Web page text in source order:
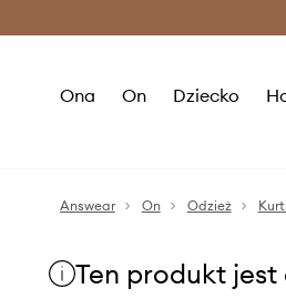
Ona On Dziecko
Answear On Odzież
Ten produkt